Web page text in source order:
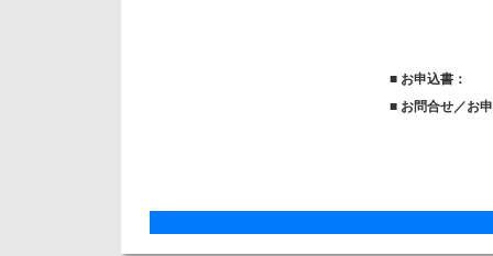
■ お申込書：
■ お問合せ／お